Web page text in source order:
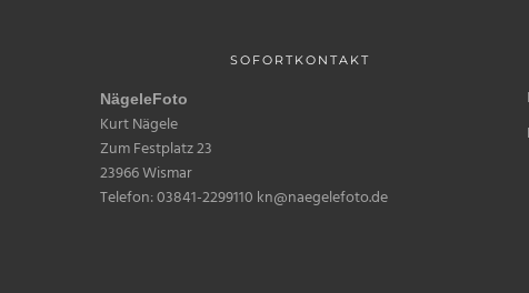
SOFORTKONTAKT
NägeleFoto
Kurt Nägele
Zum Festplatz 23
23966 Wismar
Telefon: 03841-2299110 kn@naegelefoto.de